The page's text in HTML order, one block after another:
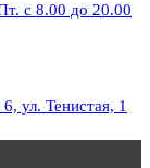
с 8.00 до 20.00
ул. Тенистая, 1